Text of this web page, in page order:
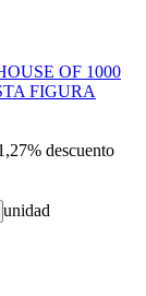
OF 1000
FIGURA
descuento
unidad